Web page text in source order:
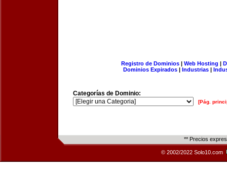
Registro de Dominios| Web Hosting |
Dominios Expirados | Industrias |
Categorías de Dominio:
[Pág.
** Precios
© 2002/2022 Solo10.com